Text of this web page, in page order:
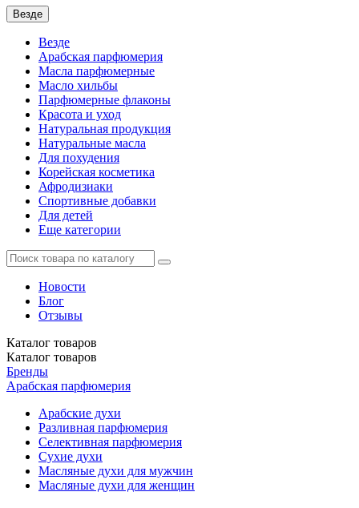
Везде
Везде
Арабская парфюмерия
Масла парфюмерные
Масло хильбы
Парфюмерные флаконы
Красота и уход
Натуральная продукция
Натуральные масла
Для похудения
Корейская косметика
Афродизиаки
Спортивные добавки
Для детей
Еще категории
Новости
Блог
Отзывы
Каталог товаров
Каталог товаров
Бренды
Арабская парфюмерия
Арабские духи
Разливная парфюмерия
Селективная парфюмерия
Сухие духи
Масляные духи для мужчин
Масляные духи для женщин